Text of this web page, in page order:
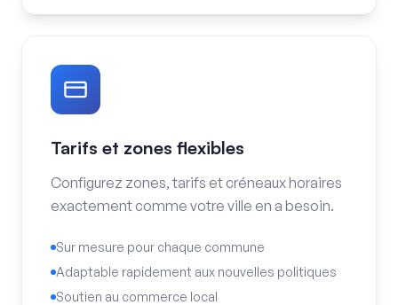
Tarifs et zones flexibles
Configurez zones, tarifs et créneaux horaires
exactement comme votre ville en a besoin.
Sur mesure pour chaque commune
Adaptable rapidement aux nouvelles politiques
Soutien au commerce local